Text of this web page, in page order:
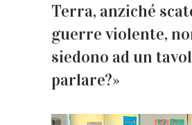
Terra, anziché
guerre violente,
siedono ad un
parlare?»